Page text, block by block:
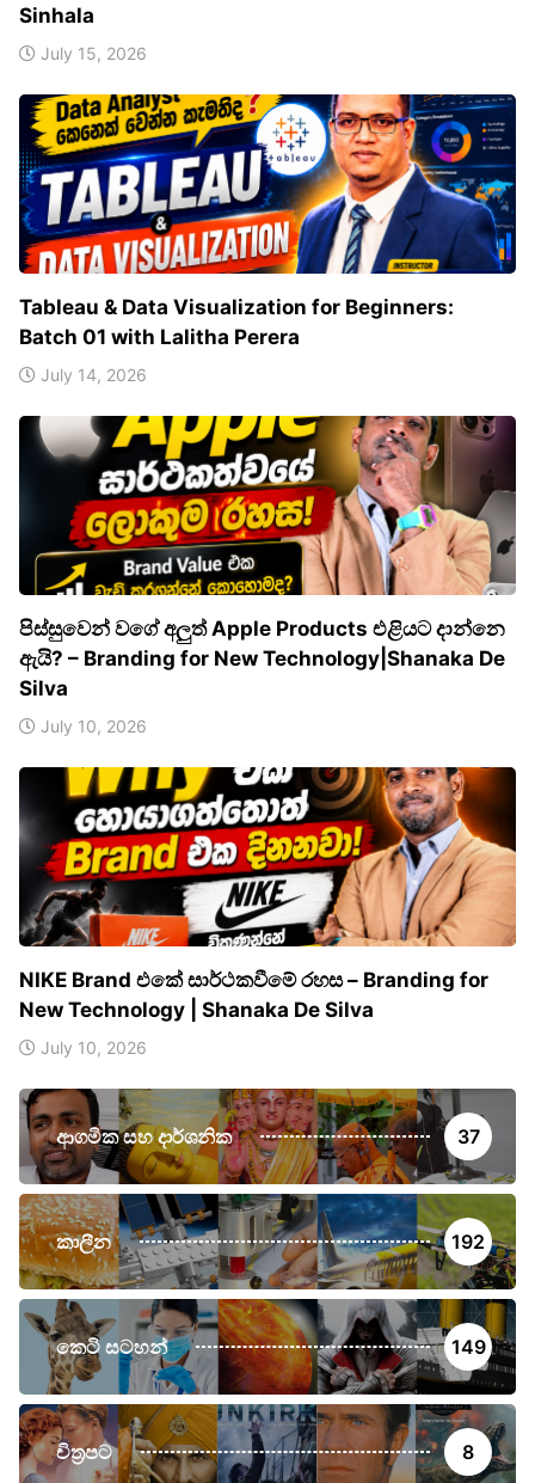
Sinhala
July 15, 2026
Tableau & Data Visualization for Beginners:
Batch 01 with Lalitha Perera
July 14, 2026
පිස්සුවෙන් වගේ අලුත් Apple Products එළියට දාන්නෙ
ඇයි? – Branding for New Technology|Shanaka De
Silva
July 10, 2026
NIKE Brand එකේ සාර්ථකවීමේ රහස – Branding for
New Technology | Shanaka De Silva
July 10, 2026
ආගමික සහ දාර්ශනික 37
කාලීන 192
කෙටි සටහන් 149
චිත්‍රපට 8